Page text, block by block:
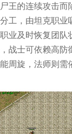
王的连续攻击而
工，由坦克职业
业及时恢复团队
战士可依赖高防
周旋，法师则需